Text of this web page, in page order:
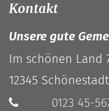
Kontakt
Unsere gute
Im schönen Land
12345 Schönestadt
0123 45-